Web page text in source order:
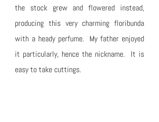
the stock grew and flowered instead,
producing this very charming floribunda
with a heady perfume. My father enjoyed
it particularly, hence the nickname. It is
easy to take cuttings.